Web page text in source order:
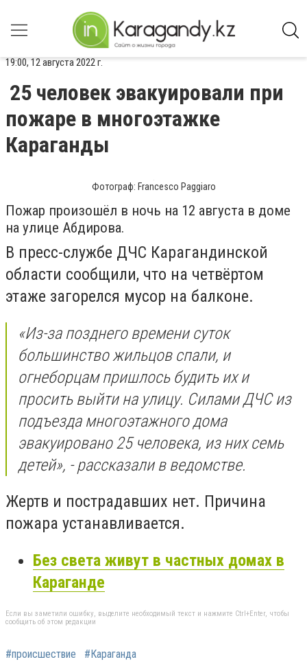
19:00, 12 августа 2022 г.
25 человек эвакуировали при
пожаре в многоэтажке
Караганды
Фотограф: Francesco Paggiaro
Пожар произошёл в ночь на 12 августа в доме
на улице Абдирова.
В пресс-службе ДЧС Карагандинской
области сообщили, что на четвёртом
этаже загорелся мусор на балконе.
«Из-за позднего времени суток
большинство жильцов спали, и
огнеборцам пришлось будить их и
просить выйти на улицу. Силами ДЧС из
подъезда многоэтажного дома
эвакуировано 25 человека, из них семь
детей», - рассказали в ведомстве.
Жертв и пострадавших нет. Причина
пожара устанавливается.
Без света живут в частных домах в
Караганде
Если вы заметили ошибку, выделите необходимый текст и нажмите Ctrl+Enter, чтобы
сообщить об этом редакции
#происшествие #Караганда